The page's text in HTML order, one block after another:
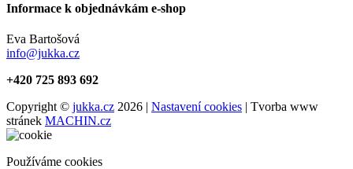
Informace k objednávkám e-shop
Eva Bartošová
info@jukka.cz
+420 725 893 692
Copyright © jukka.cz 2026 | Nastavení cookies | Tvorba www
stránek MACHIN.cz
Používáme cookies